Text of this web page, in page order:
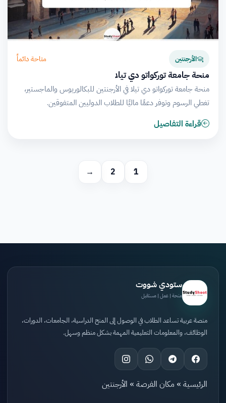
الأرجنتين متاحة دائماً
منحة جامعة توركواتو دي تيلا
منحة جامعة توركواتو دي تيلا في الأرجنتين للبكالوريوس والماجستير،
تغطي الرسوم وتوفر دعمًا ماليًا للطلاب الدوليين المتفوقين.
قراءة التفاصيل
1
2
→
ستودي شووت
منحة | عمل | مستقبل
منصة عربية تساعد الطلاب في الوصول إلى المنح الدراسية، الجامعات، الدورات،
الوظائف، والمعلومات التعليمية المهمة بشكل منظم وسهل.
الرئيسية » مكان الفرصة » الأرجنتين